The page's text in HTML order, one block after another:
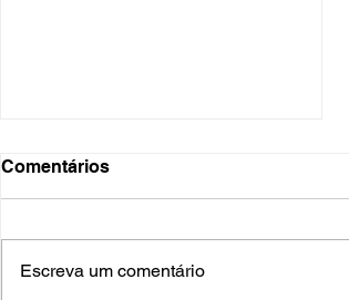
Comentários
Escreva um comentário